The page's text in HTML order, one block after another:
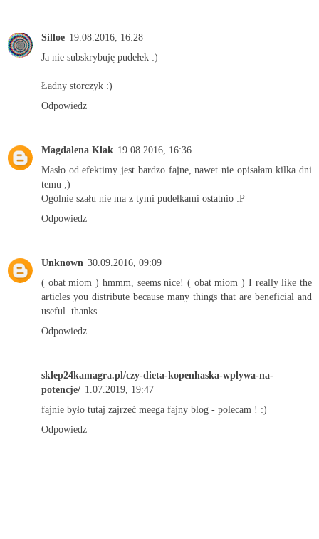
Silloe 19.08.2016, 16:28
Ja nie subskrybuję pudełek :)
Ładny storczyk :)
Odpowiedz
Magdalena Klak 19.08.2016, 16:36
Masło od efektimy jest bardzo fajne, nawet nie opisałam kilka dni
temu ;)
Ogólnie szału nie ma z tymi pudełkami ostatnio :P
Odpowiedz
Unknown 30.09.2016, 09:09
( obat miom ) hmmm, seems nice! ( obat miom ) I really like the
articles you distribute because many things that are beneficial and
useful. thanks.
Odpowiedz
sklep24kamagra.pl/czy-dieta-kopenhaska-wplywa-na-
potencje/ 1.07.2019, 19:47
fajnie było tutaj zajrzeć meega fajny blog - polecam ! :)
Odpowiedz